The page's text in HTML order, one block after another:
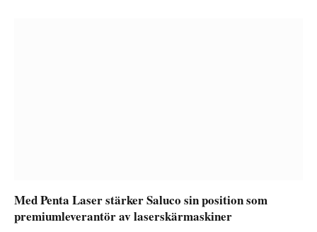
Med Penta Laser stärker Saluco sin position som
premiumleverantör av laserskärmaskiner